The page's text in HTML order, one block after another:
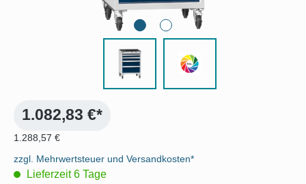
1.082,83 €*
1.288,57 €
zzgl. Mehrwertsteuer und Versandkosten*
Lieferzeit 6 Tage